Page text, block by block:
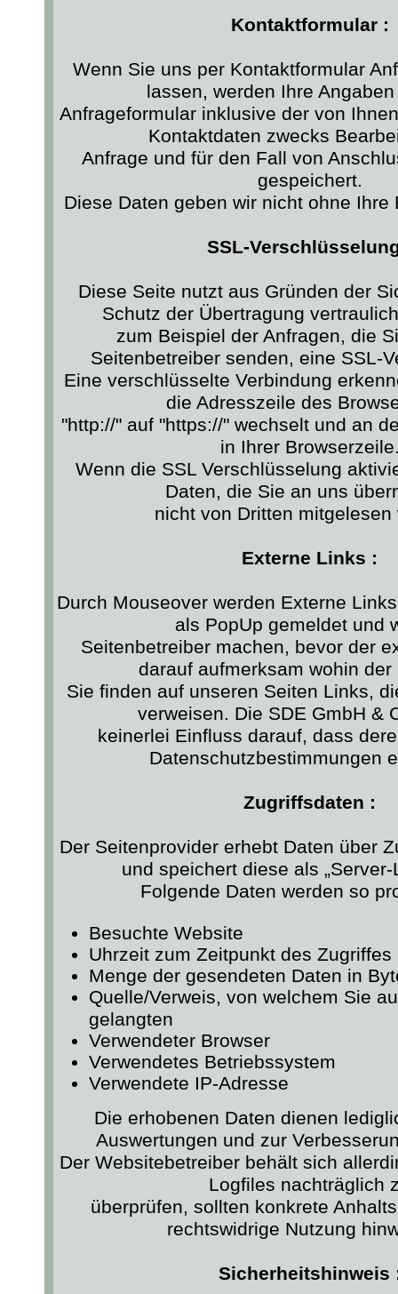
Kontaktformular :
Wenn Sie uns per Kontaktformular
lassen, werden Ihre
Anfrageformular inklusive der von
Kontaktdaten zwecks
Anfrage und für den Fall von
gespeichert.
Diese Daten geben wir nicht ohne Ihre
SSL-
Diese Seite nutzt aus Gründen der
Schutz der Übertragung
zum Beispiel der Anfragen, die
Seitenbetreiber senden, eine SSL-
Eine verschlüsselte Verbindung
die Adresszeile des
"http://" auf "https://" wechselt und an
in Ihrer
Wenn die SSL Verschlüsselung
Daten, die Sie an uns
nicht von Dritten mitgelesen
Externe Links :
Durch Mouseover werden Externe
als PopUp gemeldet und
Seitenbetreiber machen, bevor der
darauf aufmerksam wohin der
Sie finden auf unseren Seiten Links,
verweisen. Die SDE GmbH &
keinerlei Einfluss darauf, dass
Datenschutzbestimmungen
Zugriffsdaten :
Der Seitenprovider erhebt Daten über
und speichert diese als „Server-
Folgende Daten werden so
Besuchte Website
Uhrzeit zum Zeitpunkt des Zugriffes
Menge der gesendeten Daten in
Quelle/Verweis, von welchem Sie
gelangten
Verwendeter Browser
Verwendetes Betriebssystem
Verwendete IP-Adresse
Die erhobenen Daten dienen
Auswertungen und zur
Der Websitebetreiber behält sich
Logfiles nachträglich
überprüfen, sollten konkrete
rechtswidrige Nutzung
Sicherheitshinweis